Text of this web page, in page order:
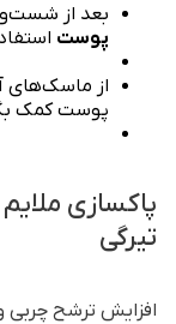
بعد از
پوست
پوست کمک
پاکسازی
تیرگی
افزایش ترشح چربی